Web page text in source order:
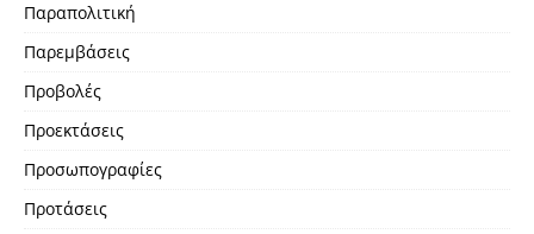
Παραπολιτική
Παρεμβάσεις
Προβολές
Προεκτάσεις
Προσωπογραφίες
Προτάσεις